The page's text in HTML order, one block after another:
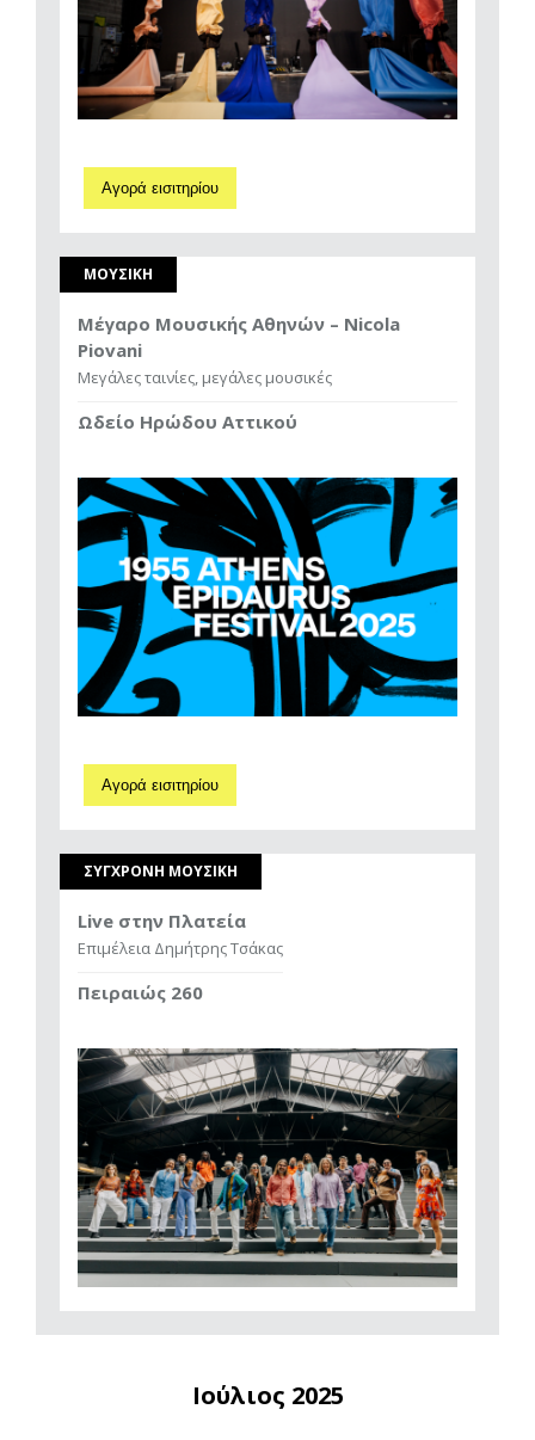
Αγορά εισιτηρίου
ΜΟΥΣΙΚΗ
Μέγαρο Μουσικής Αθηνών – Nicola
Piovani
Μεγάλες ταινίες, μεγάλες μουσικές
Ωδείο Ηρώδου Αττικού
Αγορά εισιτηρίου
ΣΥΓΧΡΟΝΗ ΜΟΥΣΙΚΗ
Live στην Πλατεία
Επιμέλεια Δημήτρης Τσάκας
Πειραιώς 260
Ιούλιος 2025